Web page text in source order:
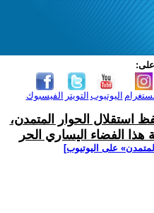
على:
الفيسبوك التويتر اليوتيوب
استقلال الحوار المتمدن،
الفضاء اليساري الحر
على اليوتيوب]